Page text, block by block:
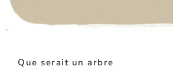
Que serait un arbre